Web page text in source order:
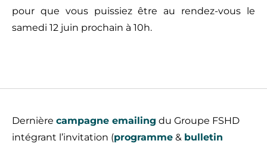
pour que vous puissiez être au rendez-vous le
samedi 12 juin prochain à 10h.
Dernière campagne emailing du Groupe FSHD
intégrant l’invitation (programme & bulletin